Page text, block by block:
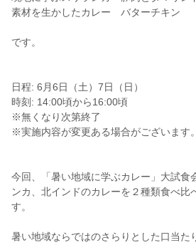
素材を生かしたカレー バターチキン
です。
日程: 6月6日（土）7日（日）
時刻: 14:00頃から16:00頃
※無くなり次第終了
※実施内容が変更ある場合がございます。
今回、「暑い地域に学ぶカレー」大試食
ンカ、北インドのカレーを２種類食べ比
す。
暑い地域ならではのさらりとした口当た